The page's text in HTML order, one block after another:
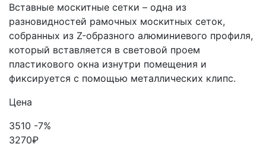
Вставные москитные сетки – одна из
разновидностей рамочных москитных сеток,
собранных из Z-образного алюминиевого профиля,
который вставляется в световой проем
пластикового окна изнутри помещения и
фиксируется с помощью металлических клипс.
Цена
3510 -7%
3270₽